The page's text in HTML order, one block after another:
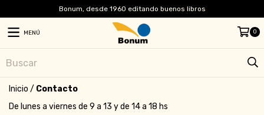
Bonum, desde 1960 editando buenos libros
MENÚ 0
Inicio / Contacto
De lunes a viernes de 9 a 13 y de 14 a 18 hs